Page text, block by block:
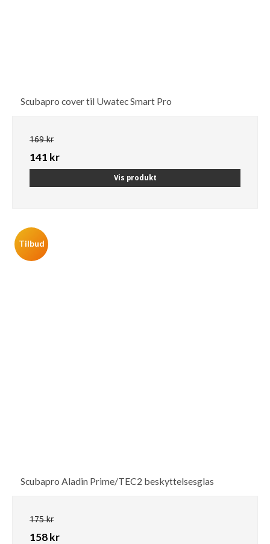
Scubapro cover til Uwatec Smart Pro
169 kr
141 kr
Vis produkt
Tilbud
Scubapro Aladin Prime/TEC2 beskyttelsesglas
175 kr
158 kr